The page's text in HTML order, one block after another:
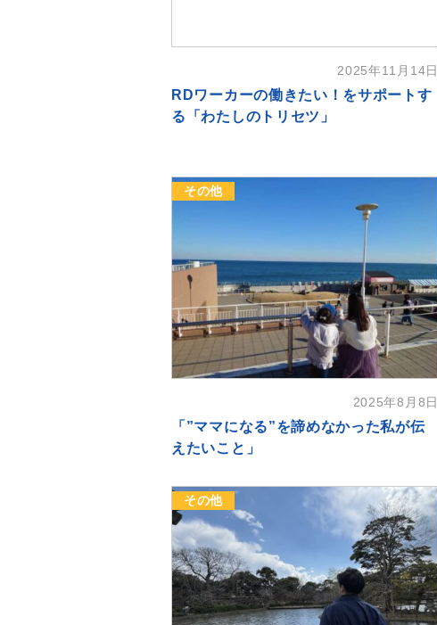
2025年11月14日
RDワーカーの働きたい！をサポートす
る「わたしのトリセツ」
その他
2025年8月8日
「”ママになる”を諦めなかった私が伝
えたいこと」
その他